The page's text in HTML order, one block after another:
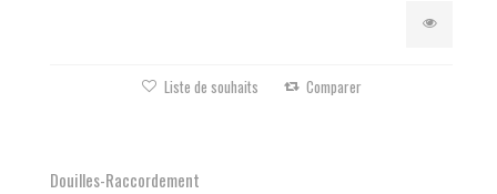
Liste de souhaits Comparer
Douilles-Raccordement